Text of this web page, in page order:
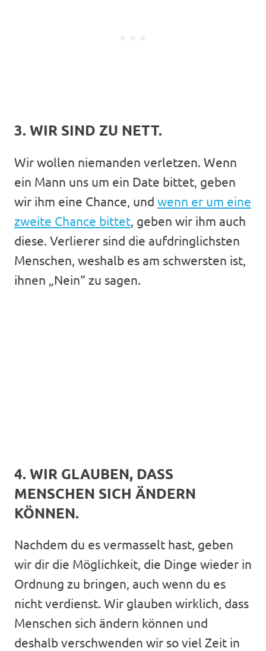
3. WIR SIND ZU NETT.
Wir wollen niemanden verletzen. Wenn
ein Mann uns um ein Date bittet, geben
wir ihm eine Chance, und wenn er um eine
zweite Chance bittet , geben wir ihm auch
diese. Verlierer sind die aufdringlichsten
Menschen, weshalb es am schwersten ist,
ihnen „Nein“ zu sagen.
4. WIR GLAUBEN, DASS
MENSCHEN SICH ÄNDERN
KÖNNEN.
Nachdem du es vermasselt hast, geben
wir dir die Möglichkeit, die Dinge wieder in
Ordnung zu bringen, auch wenn du es
nicht verdienst. Wir glauben wirklich, dass
Menschen sich ändern können und
deshalb verschwenden wir so viel Zeit in